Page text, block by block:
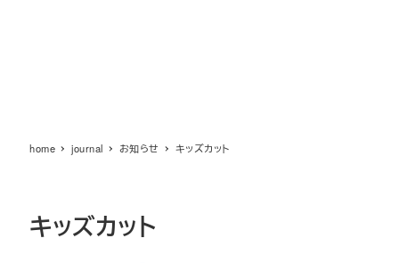
home journal お知らせ キッズカット
キッズカット